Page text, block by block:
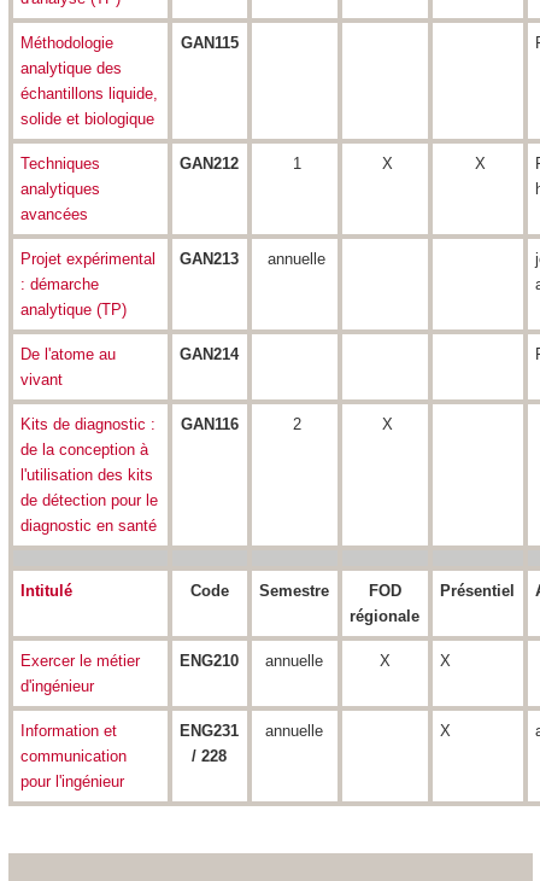
Méthodologie
analytique des
échantillons liquide,
solide et biologique
GAN115
Techniques
analytiques
avancées
GAN212 1 X X
Projet expérimental
: démarche
analytique (TP)
GAN213 annuelle
De l'atome au
vivant
GAN214
Kits de diagnostic :
de la conception à
l'utilisation des kits
de détection pour le
diagnostic en santé
GAN116 2 X
Intitulé Code Semestre
FOD
régionale
Présentiel
Exercer le métier
d'ingénieur
ENG210 annuelle X X
Information et
communication
pour l'ingénieur
ENG231
/ 228
annuelle X